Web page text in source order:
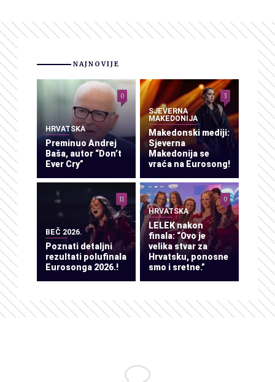
NAJNOVIJE
HRVATSKA
Preminuo Andrej
Baša, autor “Don’t
Ever Cry”
0
SJEVERNA
MAKEDONIJA
Makedonski mediji:
Sjeverna
Makedonija se
vraća na Eurosong!
3
BEČ 2026.
Poznati detaljni
rezultati polufinala
Eurosonga 2026.!
11
HRVATSKA
LELEK nakon
finala: “Ovo je
velika stvar za
Hrvatsku, ponosne
smo i sretne.”
0